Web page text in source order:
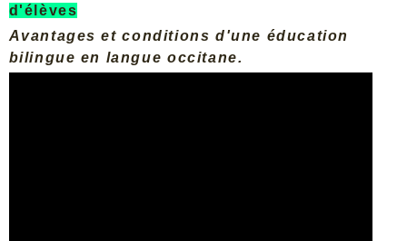
d'élèves
Avantages et conditions d'une éducation
bilingue en langue occitane.